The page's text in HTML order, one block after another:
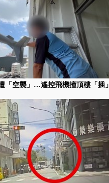
「空襲」…遙控飛機撞頂樓「插」